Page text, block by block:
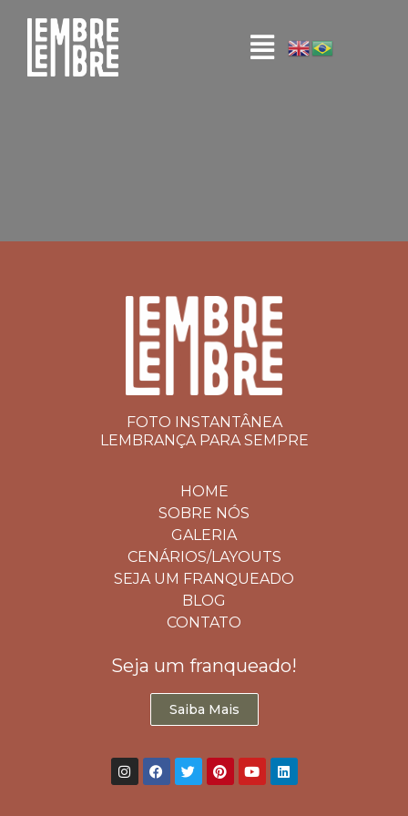
FOTO INSTANTÂNEA
LEMBRANÇA PARA SEMPRE
HOME
SOBRE NÓS
GALERIA
CENÁRIOS/LAYOUTS
SEJA UM FRANQUEADO
BLOG
CONTATO
Seja um franqueado!
Saiba Mais